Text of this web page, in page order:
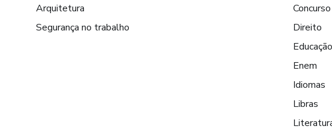
Arquitetura
Segurança no trabalho
Concurso
Direito
Educação
Enem
Idiomas
Libras